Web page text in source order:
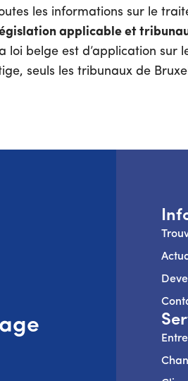
les informations sur le
applicable et
loi belge est d’application sur
seuls les tribunaux de